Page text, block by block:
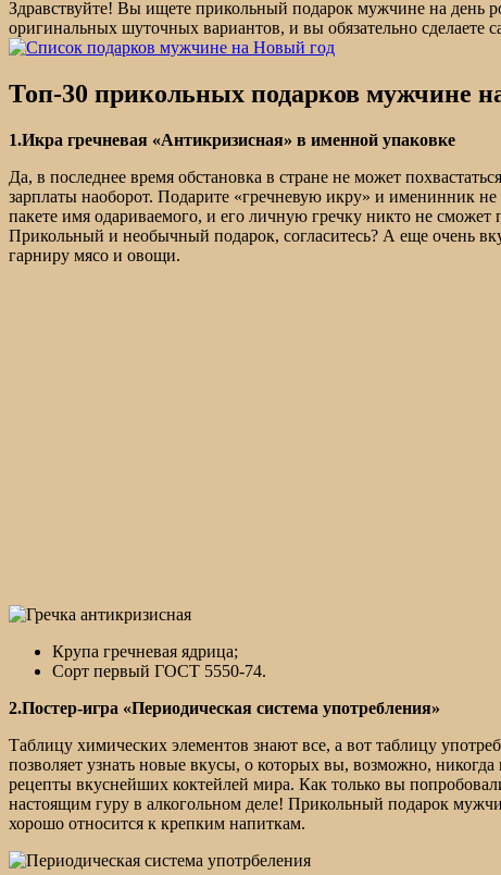
Здравствуйте! Вы ищете прикольный подарок мужчине на день
оригинальных шуточных вариантов, и вы обязательно сделаете
Топ-30 прикольных подарков мужчине
1.Икра гречневая «Антикризисная» в именной упаковке
Да, в последнее время обстановка в стране не может
зарплаты наоборот. Подарите «гречневую икру» и именинник
пакете имя одариваемого, и его личную гречку никто не
Прикольный и необычный подарок, согласитесь? А еще очень
гарниру мясо и овощи.
Крупа гречневая ядрица;
Сорт первый ГОСТ 5550-74.
2.Постер-игра «Периодическая система употребления»
Таблицу химических элементов знают все, а вот таблицу
позволяет узнать новые вкусы, о которых вы, возможно,
рецепты вкуснейших коктейлей мира. Как только вы
настоящим гуру в алкогольном деле! Прикольный подарок
хорошо относится к крепким напиткам.